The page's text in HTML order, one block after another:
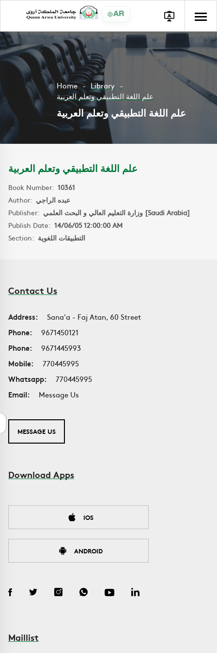
AR
Home
Library
علم اللغة التطبيقي وتعلم العربية
علم اللغة التطبيقي وتعلم العربية
علم اللغة التطبيقي وتعلم العربية
Book Number: 10361
Author: عبده الراجي
Publisher:
وزارة التعليم العالي و البحث العلمي [Saudi Arabia]
Publish Date: 14/06/05 12:00:00 AM
Section: التطبيقات اللغوية
Contact Us
Address:
Sana'a - Faj Atan, 60 Street
Phone:
9671450121
Phone:
9671445993
Mobile:
770445995
Whatsapp:
770445995
Email:
Message Us
MESSAGE US
Download Apps
IOS
ANDROID
Maillist